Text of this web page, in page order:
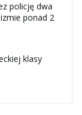
policję dwa
ponad 2
klasy